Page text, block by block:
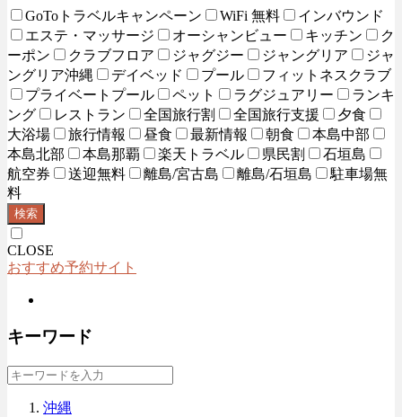
GoToトラベルキャンペーン WiFi 無料
インバウンド
エステ・マッサージ
オーシャンビュー キッチン
ク
ーポン
クラブフロア ジャグジー ジャングリア
ジャ
ングリア沖縄
デイベッド プール
フィットネスクラブ
プライベートプール
ペット ラグジュアリー
ランキ
ング
レストラン 全国旅行割 全国旅行支援
夕食
大浴場
旅行情報 昼食 最新情報 朝食
本島中部
本島北部
本島那覇 楽天トラベル 県民割
石垣島
航空券
送迎無料 離島/宮古島 離島/石垣島
駐車場無
料
検索
CLOSE
おすすめ予約サイト
キーワード
沖縄